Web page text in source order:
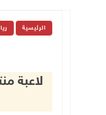
الرئيسية
لاعبة